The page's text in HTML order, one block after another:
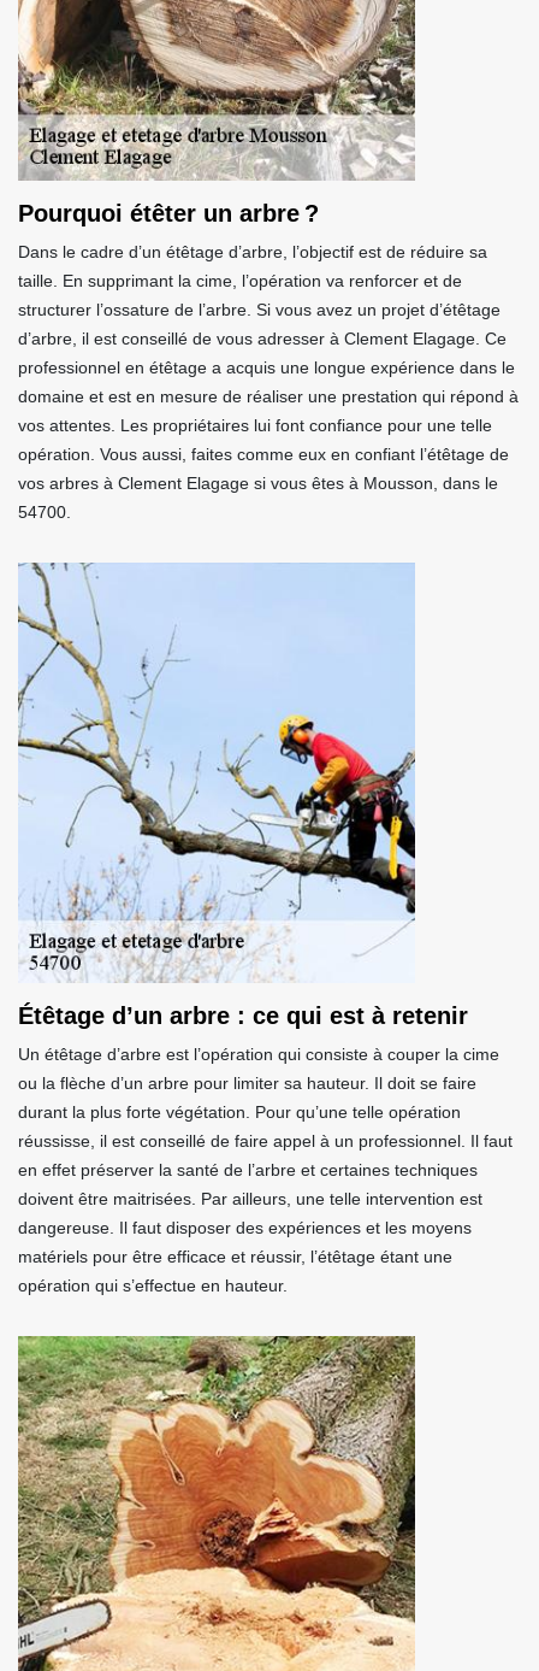
Pourquoi étêter un arbre ?
Dans le cadre d’un étêtage d’arbre, l’objectif est de réduire sa
taille. En supprimant la cime, l’opération va renforcer et de
structurer l’ossature de l’arbre. Si vous avez un projet d’étêtage
d’arbre, il est conseillé de vous adresser à Clement Elagage. Ce
professionnel en étêtage a acquis une longue expérience dans le
domaine et est en mesure de réaliser une prestation qui répond à
vos attentes. Les propriétaires lui font confiance pour une telle
opération. Vous aussi, faites comme eux en confiant l’étêtage de
vos arbres à Clement Elagage si vous êtes à Mousson, dans le
54700.
Étêtage d’un arbre : ce qui est à retenir
Un étêtage d’arbre est l’opération qui consiste à couper la cime
ou la flèche d’un arbre pour limiter sa hauteur. Il doit se faire
durant la plus forte végétation. Pour qu’une telle opération
réussisse, il est conseillé de faire appel à un professionnel. Il faut
en effet préserver la santé de l’arbre et certaines techniques
doivent être maitrisées. Par ailleurs, une telle intervention est
dangereuse. Il faut disposer des expériences et les moyens
matériels pour être efficace et réussir, l’étêtage étant une
opération qui s’effectue en hauteur.